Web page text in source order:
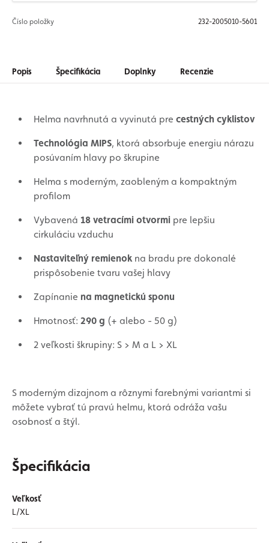
Číslo položky 232-2005010-5601
Popis Špecifikácia Doplnky Recenzie
Helma navrhnutá a vyvinutá pre cestných cyklistov
Technológia MIPS, ktorá absorbuje energiu nárazu
posúvaním hlavy po škrupine
Helma s moderným, zaobleným a kompaktným
profilom
Vybavená 18 vetracími otvormi pre lepšiu
cirkuláciu vzduchu
Nastaviteľný remienok na bradu pre dokonalé
prispôsobenie tvaru vašej hlavy
Zapínanie na magnetickú sponu
Hmotnosť: 290 g (+ alebo - 50 g)
2 veľkosti škrupiny: S > M a L > XL
S moderným dizajnom a rôznymi farebnými variantmi si
môžete vybrať tú pravú helmu, ktorá odráža vašu
osobnosť a štýl.
Špecifikácia
Veľkosť
L/XL